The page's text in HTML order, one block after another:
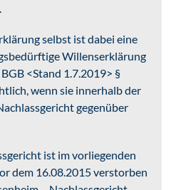
selbst ist dabei eine
Willenserklärung
<Stand 1.7.2019> §
wenn sie innerhalb der
gegenüber
ist im vorliegenden
dem 16.08.2015 verstorben